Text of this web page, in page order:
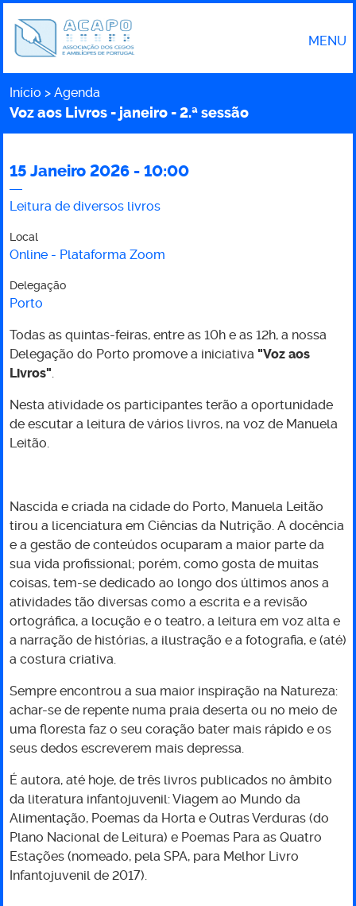
MENU
Caminho
Início Agenda
Voz aos Livros - janeiro - 2.ª sessão
Voz
aos
-
janeiro
-
2.ª
15 Janeiro 2026 - 10:00
Leitura de diversos livros
Local
Online - Plataforma Zoom
Delegação
Porto
Todas as quintas-feiras, entre as 10h e as 12h, a nossa
Delegação do Porto promove a iniciativa "Voz aos
Livros".
Nesta atividade os participantes terão a oportunidade
de escutar a leitura de vários livros, na voz de Manuela
Leitão.
Nascida e criada na cidade do Porto, Manuela Leitão
tirou a licenciatura em Ciências da Nutrição. A docência
e a gestão de conteúdos ocuparam a maior parte da
sua vida profissional; porém, como gosta de muitas
coisas, tem-se dedicado ao longo dos últimos anos a
atividades tão diversas como a escrita e a revisão
ortográfica, a locução e o teatro, a leitura em voz alta e
a narração de histórias, a ilustração e a fotografia, e (até)
a costura criativa.
Sempre encontrou a sua maior inspiração na Natureza:
achar-se de repente numa praia deserta ou no meio de
uma floresta faz o seu coração bater mais rápido e os
seus dedos escreverem mais depressa.
É autora, até hoje, de três livros publicados no âmbito
da literatura infantojuvenil: Viagem ao Mundo da
Alimentação, Poemas da Horta e Outras Verduras (do
Plano Nacional de Leitura) e Poemas Para as Quatro
Estações (nomeado, pela SPA, para Melhor Livro
Infantojuvenil de 2017).